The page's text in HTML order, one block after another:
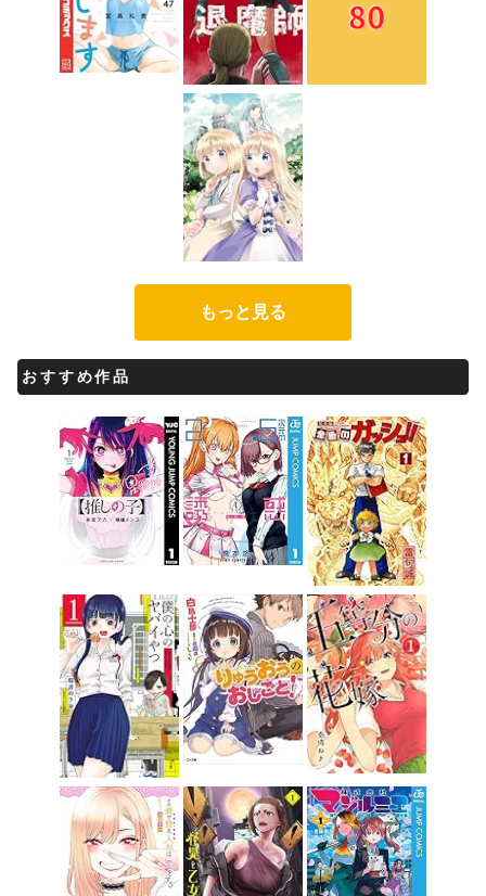
もっと見る
おすすめ作品